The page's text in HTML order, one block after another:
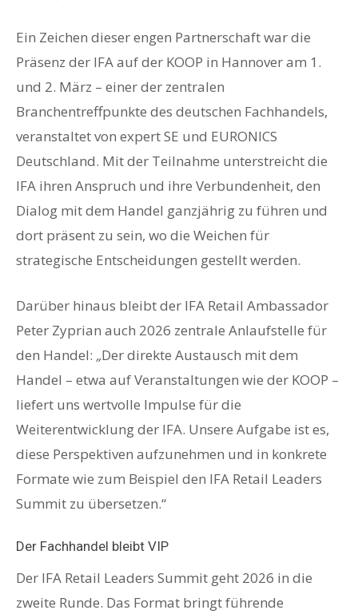
Ein Zeichen dieser engen Partnerschaft war die
Präsenz der IFA auf der KOOP in Hannover am 1.
und 2. März – einer der zentralen
Branchentreffpunkte des deutschen Fachhandels,
veranstaltet von expert SE und EURONICS
Deutschland. Mit der Teilnahme unterstreicht die
IFA ihren Anspruch und ihre Verbundenheit, den
Dialog mit dem Handel ganzjährig zu führen und
dort präsent zu sein, wo die Weichen für
strategische Entscheidungen gestellt werden.
Darüber hinaus bleibt der IFA Retail Ambassador
Peter Zyprian auch 2026 zentrale Anlaufstelle für
den Handel: „Der direkte Austausch mit dem
Handel – etwa auf Veranstaltungen wie der KOOP –
liefert uns wertvolle Impulse für die
Weiterentwicklung der IFA. Unsere Aufgabe ist es,
diese Perspektiven aufzunehmen und in konkrete
Formate wie zum Beispiel den IFA Retail Leaders
Summit zu übersetzen.“
Der Fachhandel bleibt VIP
Der IFA Retail Leaders Summit geht 2026 in die
zweite Runde. Das Format bringt führende